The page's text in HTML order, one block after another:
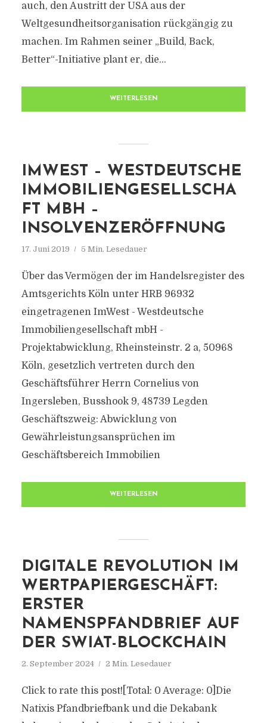
auch, den Austritt der USA aus der
Weltgesundheitsorganisation rückgängig zu
machen. Im Rahmen seiner „Build, Back,
Better“-Initiative plant er, die...
WEITERLESEN
IMWEST – WESTDEUTSCHE
IMMOBILIENGESELLSCHA
FT MBH –
INSOLVENZERÖFFNUNG
17. Juni 2019 5 Min. Lesedauer
Über das Vermögen der im Handelsregister des
Amtsgerichts Köln unter HRB 96932
eingetragenen ImWest - Westdeutsche
Immobiliengesellschaft mbH -
Projektabwicklung, Rheinsteinstr. 2 a, 50968
Köln, gesetzlich vertreten durch den
Geschäftsführer Herrn Cornelius von
Ingersleben, Busshook 9, 48739 Legden
Geschäftszweig: Abwicklung von
Gewährleistungsansprüchen im
Geschäftsbereich Immobilien
WEITERLESEN
DIGITALE REVOLUTION IM
WERTPAPIERGESCHÄFT:
ERSTER
NAMENSPFANDBRIEF AUF
DER SWIAT-BLOCKCHAIN
2. September 2024 2 Min. Lesedauer
Click to rate this post![Total: 0 Average: 0]Die
Natixis Pfandbriefbank und die Dekabank